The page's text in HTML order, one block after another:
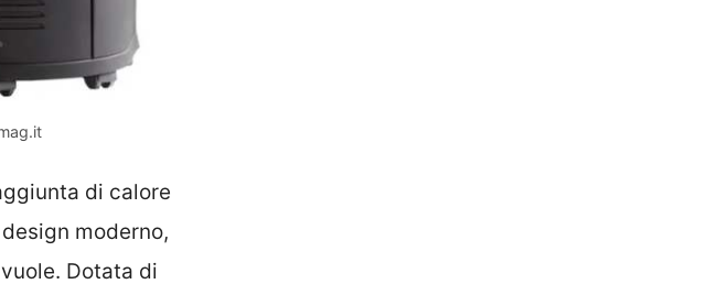
di calore
moderno,
Dotata di